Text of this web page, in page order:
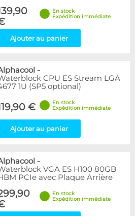
En stock
Expédition immédiate
Ajouter au panier
-
CPU ES Stream LGA
1U (SP5 optional)
€
En stock
Expédition immédiate
Ajouter au panier
-
VGA ES H100 80GB
PCIe avec Plaque Arrière
En stock
Expédition immédiate